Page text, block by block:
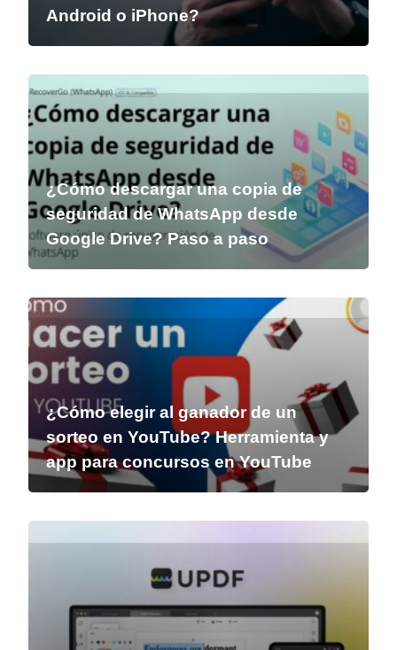
Android o iPhone?
¿Cómo descargar una copia de
seguridad de WhatsApp desde
Google Drive? Paso a paso
¿Cómo elegir al ganador de un
sorteo en YouTube? Herramienta y
app para concursos en YouTube